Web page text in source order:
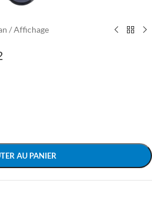
/ Affichage
AU PANIER